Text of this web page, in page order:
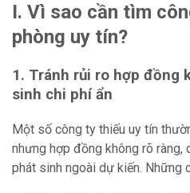
I. Vì sao cần tìm
phòng uy tín?
1. Tránh rủi ro hợp đồng
sinh chi phí ẩn
Một số công ty thiếu uy tín
nhưng hợp đồng không rõ ràng,
phát sinh ngoài dự kiến. Những